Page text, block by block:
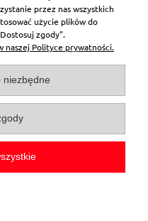
przez nas wszystkich
użycie plików do
zgody".
naszej Polityce prywatności.
niezbędne